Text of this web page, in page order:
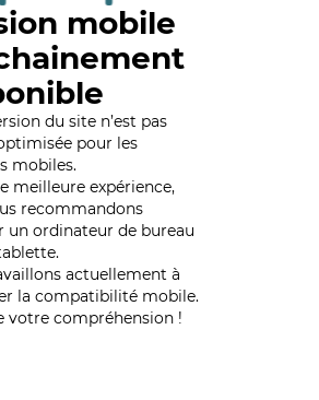
mobile
du site n’est pas
pour les
mobiles.
meilleure expérience,
recommandons
un ordinateur de bureau
actuellement à
la compatibilité mobile.
votre compréhension !